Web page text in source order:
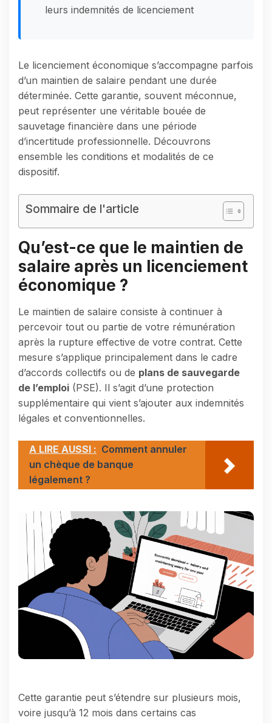
leurs indemnités de licenciement
Le licenciement économique s’accompagne parfois
d’un maintien de salaire pendant une durée
déterminée. Cette garantie, souvent méconnue,
peut représenter une véritable bouée de
sauvetage financière dans une période
d’incertitude professionnelle. Découvrons
ensemble les conditions et modalités de ce
dispositif.
Sommaire de l'article
Qu’est-ce que le maintien de
salaire après un licenciement
économique ?
Le maintien de salaire consiste à continuer à
percevoir tout ou partie de votre rémunération
après la rupture effective de votre contrat. Cette
mesure s’applique principalement dans le cadre
d’accords collectifs ou de plans de sauvegarde
de l’emploi (PSE). Il s’agit d’une protection
supplémentaire qui vient s’ajouter aux indemnités
légales et conventionnelles.
A LIRE AUSSI : Comment annuler
un chèque de banque
légalement ?
Cette garantie peut s’étendre sur plusieurs mois,
voire jusqu’à 12 mois dans certains cas